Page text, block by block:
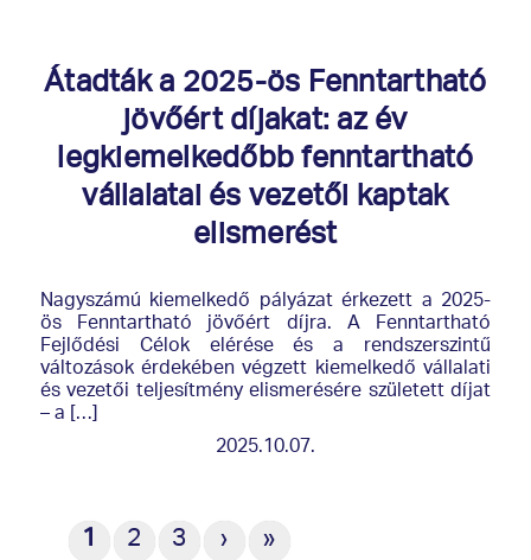
Átadták a 2025-ös Fenntartható
jövőért díjakat: az év
legkiemelkedőbb fenntartható
vállalatai és vezetői kaptak
elismerést
Nagyszámú kiemelkedő pályázat érkezett a 2025-
ös Fenntartható jövőért díjra. A Fenntartható
Fejlődési Célok elérése és a rendszerszintű
változások érdekében végzett kiemelkedő vállalati
és vezetői teljesítmény elismerésére született díjat
– a […]
2025.10.07.
1 2 3 › »